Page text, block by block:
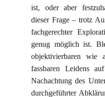
ist, oder aber
dieser Frage – trotz
fachgerechter
genug möglich ist.
objektivierbaren wie
fassbaren Leidens
Nachachtung des
durchgeführter